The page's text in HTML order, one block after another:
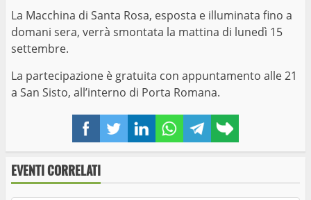
FacebookTwitterLinkedInWhatsAppTelegram
link
La Macchina di Santa Rosa, esposta e illuminata fino a
domani sera, verrà smontata la mattina di lunedì 15
settembre.
La partecipazione è gratuita con appuntamento alle 21
a San Sisto, all’interno di Porta Romana.
EVENTI CORRELATI